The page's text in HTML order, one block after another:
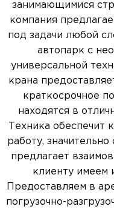
занимающимися
компания
под задачи любой
автопарк с
универсальной
крана
краткосрочное
находятся в
Техника обеспечит
работу,
предлагает
клиенту имеем
Предоставляем в
погрузочно-